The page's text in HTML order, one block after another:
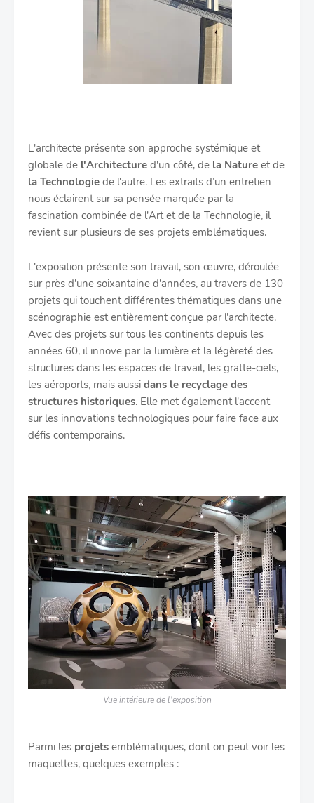
L'architecte présente son approche systémique et
globale de l'Architecture d'un côté, de la Nature et de
la Technologie de l'autre. Les extraits d’un entretien
nous éclairent sur sa pensée marquée par la
fascination combinée de l'Art et de la Technologie, il
revient sur plusieurs de ses projets emblématiques.
L'exposition présente son travail, son œuvre, déroulée
sur près d'une soixantaine d'années, au travers de 130
projets qui touchent différentes thématiques dans une
scénographie est entièrement conçue par l'architecte.
Avec des projets sur tous les continents depuis les
années 60, il innove par la lumière et la légèreté des
structures dans les espaces de travail, les gratte-ciels,
les aéroports, mais aussi dans le recyclage des
structures historiques. Elle met également l'accent
sur les innovations technologiques pour faire face aux
défis contemporains.
Vue intérieure de l'exposition
Parmi les projets emblématiques, dont on peut voir les
maquettes, quelques exemples :